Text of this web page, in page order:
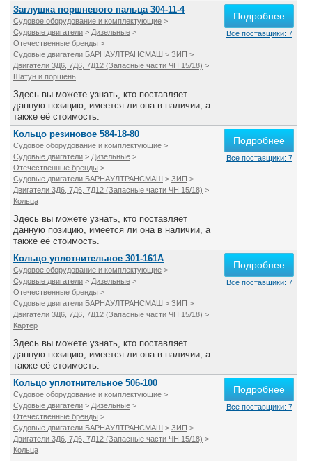
Заглушка поршневого пальца 304-11-4
Судовое оборудование и комплектующие >
Судовые двигатели > Дизельные >
Отечественные бренды >
Судовые двигатели БАРНАУЛТРАНСМАШ > ЗИП >
Двигатели 3Д6, 7Д6, 7Д12 (Запасные части ЧН 15/18) >
Шатун и поршень
Здесь вы можете узнать, кто поставляет
данную позицию, имеется ли она в наличии, а
также её стоимость.
Подробнее
Все поставщики: 7
Кольцо резиновое 584-18-80
Судовое оборудование и комплектующие >
Судовые двигатели > Дизельные >
Отечественные бренды >
Судовые двигатели БАРНАУЛТРАНСМАШ > ЗИП >
Двигатели 3Д6, 7Д6, 7Д12 (Запасные части ЧН 15/18) >
Кольца
Здесь вы можете узнать, кто поставляет
данную позицию, имеется ли она в наличии, а
также её стоимость.
Подробнее
Все поставщики: 7
Кольцо уплотнительное 301-161А
Судовое оборудование и комплектующие >
Судовые двигатели > Дизельные >
Отечественные бренды >
Судовые двигатели БАРНАУЛТРАНСМАШ > ЗИП >
Двигатели 3Д6, 7Д6, 7Д12 (Запасные части ЧН 15/18) >
Картер
Здесь вы можете узнать, кто поставляет
данную позицию, имеется ли она в наличии, а
также её стоимость.
Подробнее
Все поставщики: 7
Кольцо уплотнительное 506-100
Судовое оборудование и комплектующие >
Судовые двигатели > Дизельные >
Отечественные бренды >
Судовые двигатели БАРНАУЛТРАНСМАШ > ЗИП >
Двигатели 3Д6, 7Д6, 7Д12 (Запасные части ЧН 15/18) >
Кольца
Подробнее
Все поставщики: 7